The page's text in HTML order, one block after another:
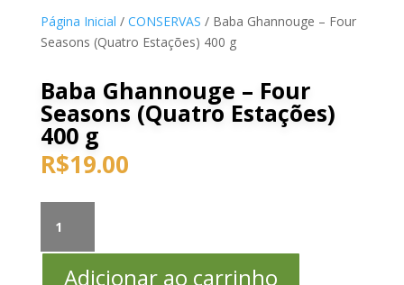
Página Inicial / CONSERVAS / Baba Ghannouge – Four
Seasons (Quatro Estações) 400 g
Baba Ghannouge – Four
Seasons (Quatro Estações)
400 g
R$19.00
Ghannouge
–
FourAdicionar ao carrinho